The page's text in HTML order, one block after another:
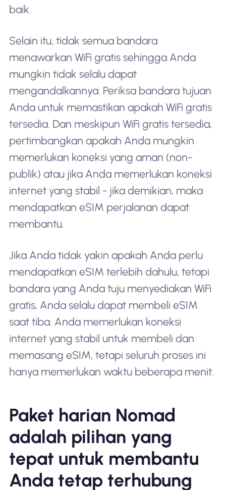
baik.
Selain itu, tidak semua bandara
menawarkan WiFi gratis sehingga Anda
mungkin tidak selalu dapat
mengandalkannya. Periksa bandara tujuan
Anda untuk memastikan apakah WiFi gratis
tersedia. Dan meskipun WiFi gratis tersedia,
pertimbangkan apakah Anda mungkin
memerlukan koneksi yang aman (non-
publik) atau jika Anda memerlukan koneksi
internet yang stabil - jika demikian, maka
mendapatkan eSIM perjalanan dapat
membantu.
Jika Anda tidak yakin apakah Anda perlu
mendapatkan eSIM terlebih dahulu, tetapi
bandara yang Anda tuju menyediakan WiFi
gratis, Anda selalu dapat membeli eSIM
saat tiba. Anda memerlukan koneksi
internet yang stabil untuk membeli dan
memasang eSIM, tetapi seluruh proses ini
hanya memerlukan waktu beberapa menit.
Paket harian Nomad
adalah pilihan yang
tepat untuk membantu
Anda tetap terhubung